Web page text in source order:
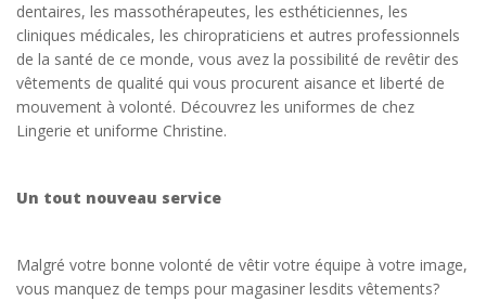
dentaires, les massothérapeutes, les esthéticiennes, les
cliniques médicales, les chiropraticiens et autres professionnels
de la santé de ce monde, vous avez la possibilité de revêtir des
vêtements de qualité qui vous procurent aisance et liberté de
mouvement à volonté. Découvrez les uniformes de chez
Lingerie et uniforme Christine.
Un tout nouveau service
Malgré votre bonne volonté de vêtir votre équipe à votre image,
vous manquez de temps pour magasiner lesdits vêtements?